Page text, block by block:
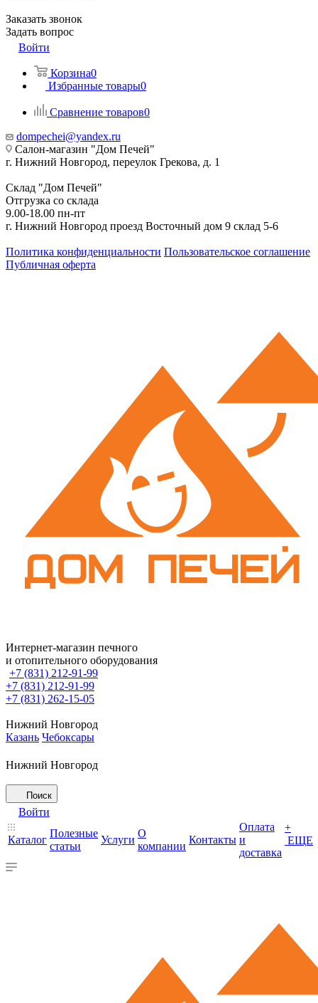
Заказать звонок
Задать вопрос
Войти
Корзина0
Избранные товары0
Сравнение товаров0
dompechei@yandex.ru
Салон-магазин "Дом Печей"
г. Нижний Новгород, переулок Грекова, д. 1
Склад "Дом Печей"
Отгрузка со склада
9.00-18.00 пн-пт
г. Нижний Новгород проезд Восточный дом 9 склад 5-6
Политика конфиденциальности Пользовательское соглашение
Публичная оферта
Интернет-магазин печного
и отопительного оборудования
+7 (831) 212-91-99
+7 (831) 212-91-99
+7 (831) 262-15-05
Нижний Новгород
Казань Чебоксары
Нижний Новгород
Поиск
Войти
Каталог
Полезные
статьи
Услуги
О
компании
Контакты
Оплата
и
доставка
+
ЕЩЕ